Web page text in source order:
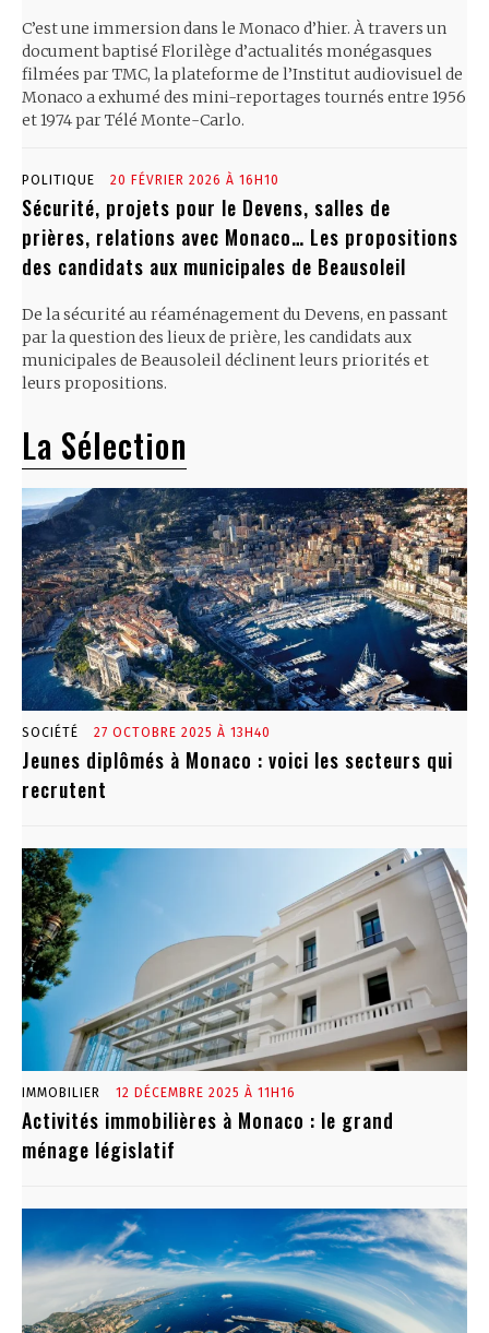
C’est une immersion dans le Monaco d’hier. À travers un
document baptisé Florilège d’actualités monégasques
filmées par TMC, la plateforme de l’Institut audiovisuel de
Monaco a exhumé des mini-reportages tournés entre 1956
et 1974 par Télé Monte-Carlo.
POLITIQUE 20 FÉVRIER 2026 À 16H10
Sécurité, projets pour le Devens, salles de
prières, relations avec Monaco… Les propositions
des candidats aux municipales de Beausoleil
De la sécurité au réaménagement du Devens, en passant
par la question des lieux de prière, les candidats aux
municipales de Beausoleil déclinent leurs priorités et
leurs propositions.
La Sélection
SOCIÉTÉ 27 OCTOBRE 2025 À 13H40
Jeunes diplômés à Monaco : voici les secteurs qui
recrutent
IMMOBILIER 12 DÉCEMBRE 2025 À 11H16
Activités immobilières à Monaco : le grand
ménage législatif